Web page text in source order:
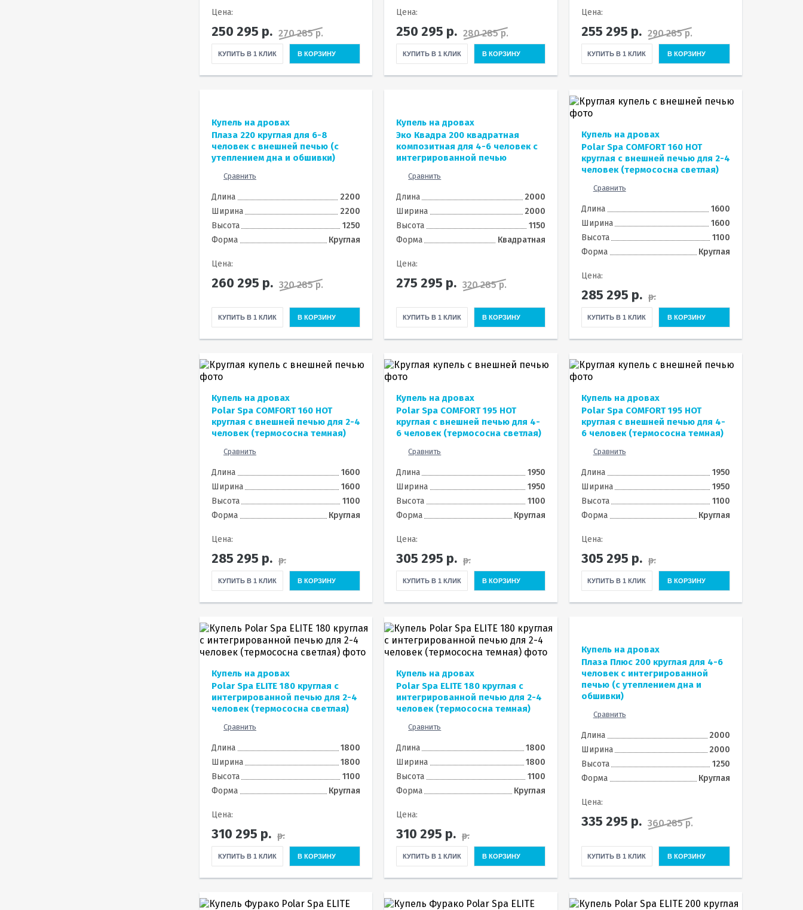
Цена:
250 295 р. 270 285 р.
КУПИТЬ В 1 КЛИК В КОРЗИНУ
Цена:
250 295 р. 280 285 р.
КУПИТЬ В 1 КЛИК В КОРЗИНУ
Цена:
255 295 р. 290 285 р.
КУПИТЬ В 1 КЛИК В КОРЗИНУ
Купель на дровах
Плаза 220 круглая для 6-8
человек с внешней печью (с
утеплением дна и обшивки)
Сравнить
Длина
2200
Ширина
2200
Высота
1250
Форма
Круглая
Цена:
260 295 р. 320 285 р.
КУПИТЬ В 1 КЛИК В КОРЗИНУ
Купель на дровах
Эко Квадра 200 квадратная
композитная для 4-6 человек с
интегрированной печью
Сравнить
Длина
2000
Ширина
2000
Высота
1150
Форма
Квадратная
Цена:
275 295 р. 320 285 р.
КУПИТЬ В 1 КЛИК В КОРЗИНУ
Купель на дровах
Polar Spa COMFORT 160 HOT
круглая с внешней печью для 2-4
человек (термососна светлая)
Сравнить
Длина
1600
Ширина
1600
Высота
1100
Форма
Круглая
Цена:
285 295 р. р.
КУПИТЬ В 1 КЛИК В КОРЗИНУ
Купель на дровах
Polar Spa COMFORT 160 HOT
круглая с внешней печью для 2-4
человек (термососна темная)
Сравнить
Длина
1600
Ширина
1600
Высота
1100
Форма
Круглая
Цена:
285 295 р. р.
КУПИТЬ В 1 КЛИК В КОРЗИНУ
Купель на дровах
Polar Spa COMFORT 195 HOT
круглая с внешней печью для 4-
6 человек (термососна светлая)
Сравнить
Длина
1950
Ширина
1950
Высота
1100
Форма
Круглая
Цена:
305 295 р. р.
КУПИТЬ В 1 КЛИК В КОРЗИНУ
Купель на дровах
Polar Spa COMFORT 195 HOT
круглая с внешней печью для 4-
6 человек (термососна темная)
Сравнить
Длина
1950
Ширина
1950
Высота
1100
Форма
Круглая
Цена:
305 295 р. р.
КУПИТЬ В 1 КЛИК В КОРЗИНУ
Купель на дровах
Polar Spa ELITE 180 круглая с
интегрированной печью для 2-4
человек (термососна светлая)
Сравнить
Длина
1800
Ширина
1800
Высота
1100
Форма
Круглая
Цена:
310 295 р. р.
КУПИТЬ В 1 КЛИК В КОРЗИНУ
Купель на дровах
Polar Spa ELITE 180 круглая с
интегрированной печью для 2-4
человек (термососна темная)
Сравнить
Длина
1800
Ширина
1800
Высота
1100
Форма
Круглая
Цена:
310 295 р. р.
КУПИТЬ В 1 КЛИК В КОРЗИНУ
Купель на дровах
Плаза Плюс 200 круглая для 4-6
человек с интегрированной
печью (с утеплением дна и
обшивки)
Сравнить
Длина
2000
Ширина
2000
Высота
1250
Форма
Круглая
Цена:
335 295 р. 360 285 р.
КУПИТЬ В 1 КЛИК В КОРЗИНУ